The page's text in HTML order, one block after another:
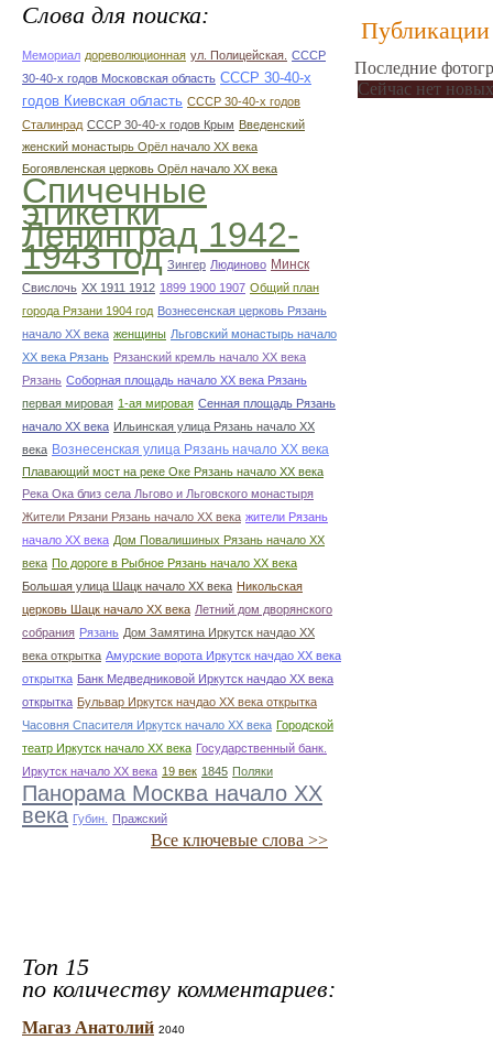
Слова для поиска:
Мемориал дореволюционная ул. Полицейская. СССР
30-40-х годов Московская область СССР 30-40-х
годов Киевская область СССР 30-40-х годов
Сталинрад СССР 30-40-х годов Крым Введенский
женский монастырь Орёл начало ХХ века
Богоявленская церковь Орёл начало ХХ века
Спичечные
этикетки
Ленинград 1942-
1943 год Зингер Людиново Минск
Свислочь XX 1911 1912 1899 1900 1907 Общий план
города Рязани 1904 год Вознесенская церковь Рязань
начало ХХ века женщины Льговский монастырь начало
ХХ века Рязань Рязанский кремль начало ХХ века
Рязань Соборная площадь начало ХХ века Рязань
первая мировая 1-ая мировая Сенная площадь Рязань
начало ХХ века Ильинская улица Рязань начало ХХ
века Вознесенская улица Рязань начало ХХ века
Плавающий мост на реке Оке Рязань начало ХХ века
Река Ока близ села Льгово и Льговского монастыря
Жители Рязани Рязань начало ХХ века жители Рязань
начало ХХ века Дом Повалишиных Рязань начало ХХ
века По дороге в Рыбное Рязань начало ХХ века
Большая улица Шацк начало ХХ века Никольская
церковь Шацк начало ХХ века Летний дом дворянского
собрания Рязань Дом Замятина Иркутск начдао ХХ
века открытка Амурские ворота Иркутск начдао ХХ века
открытка Банк Медведниковой Иркутск начдао ХХ века
открытка Бульвар Иркутск начдао ХХ века открытка
Часовня Спасителя Иркутск начало ХХ века Городской
театр Иркутск начало ХХ века Государственный банк.
Иркутск начало ХХ века 19 век 1845 Поляки
Панорама Москва начало ХХ
века Губин. Пражский
Все ключевые слова >>
Топ 15
по количеству комментариев:
Магаз Анатолий 2040
Публикации
Последние
Сейчас нет